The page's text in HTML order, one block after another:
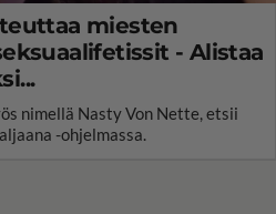
miesten
- Alistaa
nimellä Nasty Von Nette, etsii
-ohjelmassa.